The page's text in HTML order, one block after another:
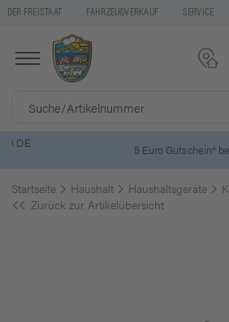
DER FREISTAAT FAHRZEUGVERKAUF SERVICE
5 Euro Gutschein* bei
Startseite Haushalt Haushaltsgeräte
Zurück zur Artikelübersicht